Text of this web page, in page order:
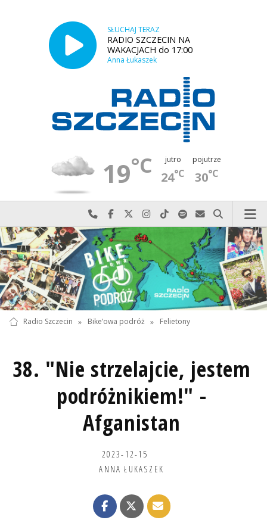
SŁUCHAJ TERAZ
RADIO SZCZECIN NA
WAKACJACH do 17:00
Anna Łukaszek
19°C jutro
24°C
pojutrze
30°C
Najlepiej po prostu do nas zadzwoń
Odwiedź nas na Facebook-u
Odwiedź nas na X
Odwiedź nas na Instagram-ie
Odwiedź nas na TikTok-u
Szukaj nas na Spotify
Wyślij do nas
Szukaj
Radio Szczecin » Bike’owa podróż » Felietony
38. "Nie strzelajcie, jestem
podróżnikiem!" -
Afganistan
2023-12-15
ANNA ŁUKASZEK